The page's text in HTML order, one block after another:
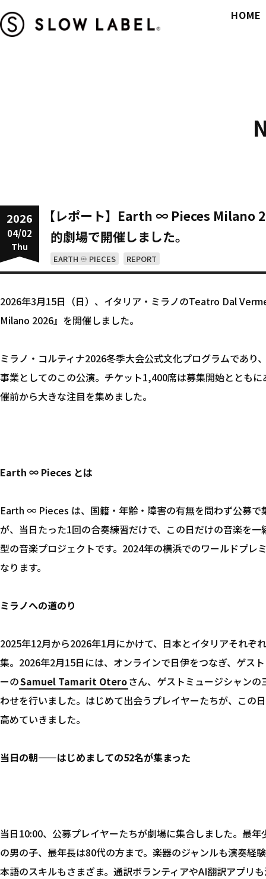
HOME
【レポート】Earth ∞ Pieces Milano
的劇場で開催しました。
2026
04/02
Thu
EARTH ♾️ PIECES REPORT
2026年3月15日（日）、イタリア・ミラノのTeatro Dal
Milano 2026』を開催しました。
ミラノ・コルティナ2026冬季大会公式文化プログラムであり
事業としてのこの公演。チケット1,400席は募集開始ととも
催前から大きな注目を集めました。
Earth ∞ Pieces とは
Earth ∞ Pieces は、国籍・年齢・障害の有無を問わず公募で
が、当日たった1回の合奏練習だけで、この日だけの音楽を
型の音楽プロジェクトです。2024年の横浜でのワールドプレ
なります。
ミラノへの道のり
2025年12月から2026年1月にかけて、日本とイタリアそれぞ
集。2026年2月15日には、オンラインで日伊をつなぎ、ゲス
ーのSamuel Tamarit Oteroさん、ゲストミュージシャン
わせを行いました。はじめて出会うプレイヤーたちが、この
高めていきました。
当日の朝——はじめましての52名が集まった
当日10:00、公募プレイヤーたちが劇場に集合しました。最
の男の子、最年長は80代の方まで。楽器のジャンルも演奏経
本語のスキルもさまざま。通訳ボランティアやAI翻訳アプリ